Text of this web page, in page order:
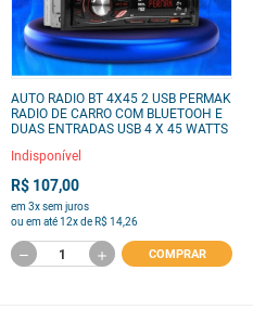
AUTO RADIO BT 4X45 2 USB PERMAK
RADIO DE CARRO COM BLUETOOH E
DUAS ENTRADAS USB 4 X 45 WATTS
Indisponível
R$ 107,00
em 3x sem juros
ou em até 12x de R$ 14,26
COMPRAR